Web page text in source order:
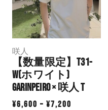
咲人
【数量限定】T31-
W(ホワイト)
GarinPeiro × 咲人 T
¥6,600 – ¥7,200